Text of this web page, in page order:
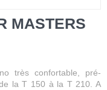
MASTERS
très confortable, pré-
la T 150 à la T 210. A